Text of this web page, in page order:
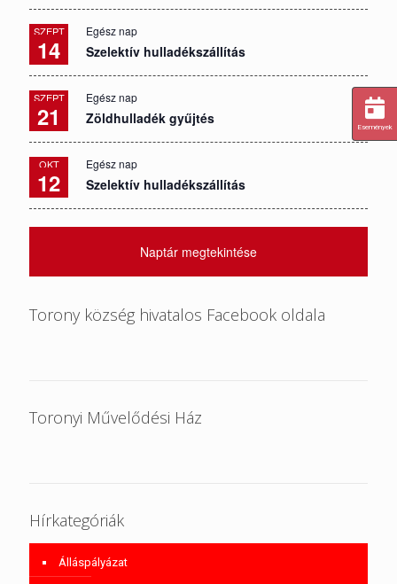
SZEPT
14
Egész nap
Szelektív hulladékszállítás
SZEPT
21
Egész nap
Zöldhulladék gyűjtés
OKT
12
Egész nap
Szelektív hulladékszállítás
Naptár megtekintése
Torony község hivatalos Facebook oldala
Toronyi Művelődési Ház
Hírkategóriák
Álláspályázat
Események